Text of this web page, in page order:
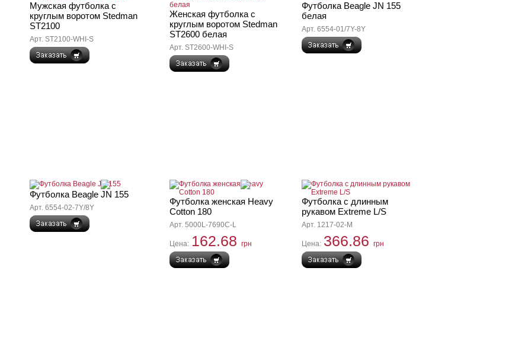
Мужская футболка с
круглым воротом Stedman
ST2100
Арт. ST2100-WHI-S
Женская футболка с
круглым воротом Stedman
ST2600 белая
Арт. ST2600-WHI-S
Футболка Beagle JN 155
белая
Арт. 6554-01/7Y-8Y
Футболка Beagle JN 155
Арт. 6554-02-7Y/8Y
Футболка женская Heavy
Cotton 180
Арт. 5000L-7690C-L
Цена: 162.68 грн
Футболка с длинным
рукавом Extreme L/S
Арт. 1217-02-M
Цена: 366.86 грн